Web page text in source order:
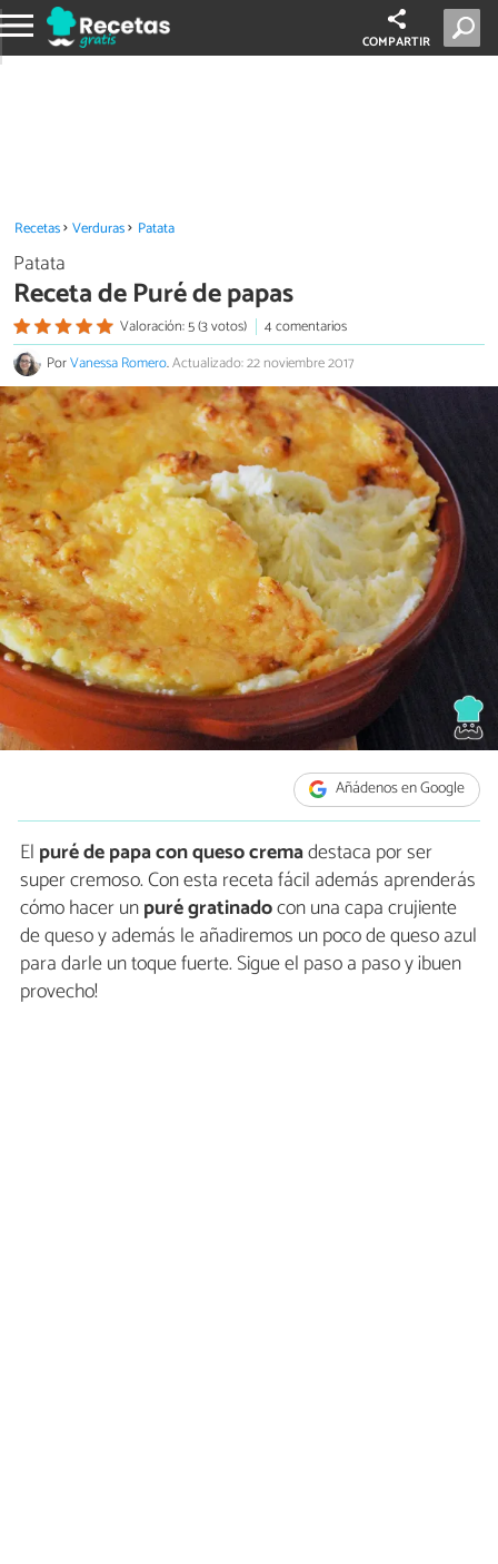
COMPARTIR
Recetas Verduras Patata
Patata
Receta de Puré de papas
Valoración: 5 (3 votos)
4 comentarios
PorVanessa Romero.Actualizado: 22 noviembre 2017
Añádenos en Google
El puré de papa con queso cremadestaca por ser
super cremoso. Con esta receta fácil además aprenderás
cómo hacer unpuré gratinadocon una capa crujiente
de queso y además le añadiremos un poco de queso azul
para darle un toque fuerte. Sigue el paso a paso y ¡buen
provecho!